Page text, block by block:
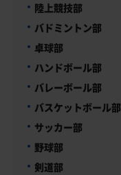
陸上競技部
バドミントン部
卓球部
ハンドボール部
バレーボール部
バスケットボール部
サッカー部
野球部
剣道部